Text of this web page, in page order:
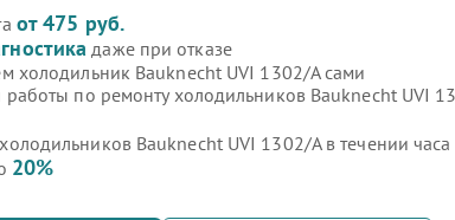
от 475 руб.
даже при отказе
холодильник Bauknecht UVI 1302/A сами
работы по ремонту холодильников Bauknecht UVI
Bauknecht UVI 1302/A в течении часа
20%